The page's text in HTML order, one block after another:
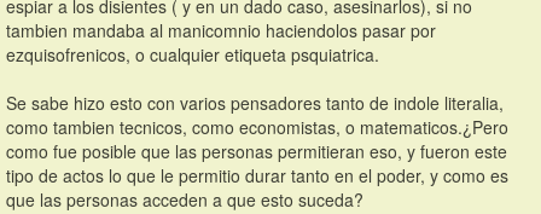
espiar a los disientes ( y en un dado caso, asesinarlos), si no
tambien mandaba al manicomnio haciendolos pasar por
ezquisofrenicos, o cualquier etiqueta psquiatrica.
Se sabe hizo esto con varios pensadores tanto de indole literalia,
como tambien tecnicos, como economistas, o matematicos.¿Pero
como fue posible que las personas permitieran eso, y fueron este
tipo de actos lo que le permitio durar tanto en el poder, y como es
que las personas acceden a que esto suceda?